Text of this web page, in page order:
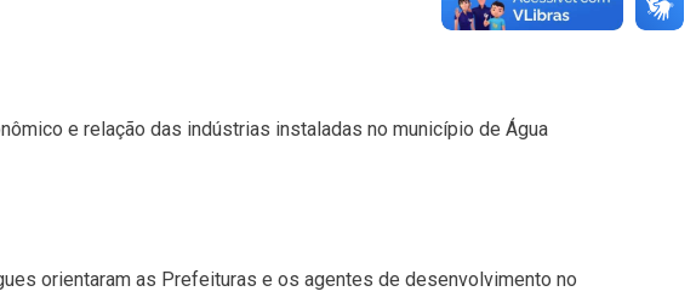
e relação das indústrias instaladas no município de Água
orientaram as Prefeituras e os agentes de desenvolvimento no